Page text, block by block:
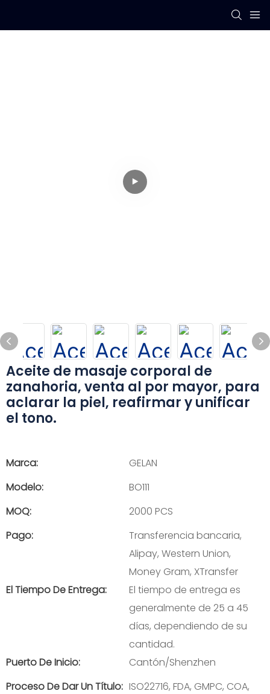
Aceite de masaje corporal de
zanahoria, venta al por mayor, para
aclarar la piel, reafirmar y unificar
el tono.
Marca:
GELAN
Modelo:
BO111
MOQ:
2000 PCS
Pago:
Transferencia bancaria,
Alipay, Western Union,
Money Gram, XTransfer
El Tiempo De Entrega:
El tiempo de entrega es
generalmente de 25 a 45
días, dependiendo de su
cantidad.
Puerto De Inicio:
Cantón/Shenzhen
Proceso De Dar Un Título: ISO22716, FDA, GMPC, COA,